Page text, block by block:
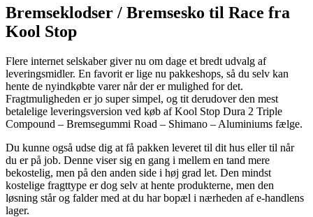
Bremseklodser / Bremsesko til Race fra
Kool Stop
Flere internet selskaber giver nu om dage et bredt udvalg af
leveringsmidler. En favorit er lige nu pakkeshops, så du selv kan
hente de nyindkøbte varer når der er mulighed for det.
Fragtmuligheden er jo super simpel, og tit derudover den mest
betalelige leveringsversion ved køb af Kool Stop Dura 2 Triple
Compound – Bremsegummi Road – Shimano – Aluminiums fælge.
Du kunne også udse dig at få pakken leveret til dit hus eller til når
du er på job. Denne viser sig en gang i mellem en tand mere
bekostelig, men på den anden side i høj grad let. Den mindst
kostelige fragttype er dog selv at hente produkterne, men den
løsning står og falder med at du har bopæl i nærheden af e-handlens
lager.